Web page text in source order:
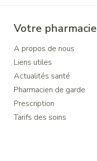
Votre pharmacie
A propos de nous
Liens utiles
Actualités santé
Pharmacien de garde
Prescription
Tarifs des soins